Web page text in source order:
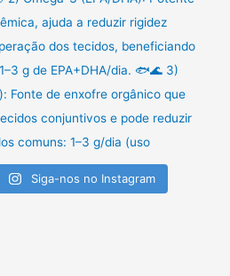
Siga-nos no Instagram